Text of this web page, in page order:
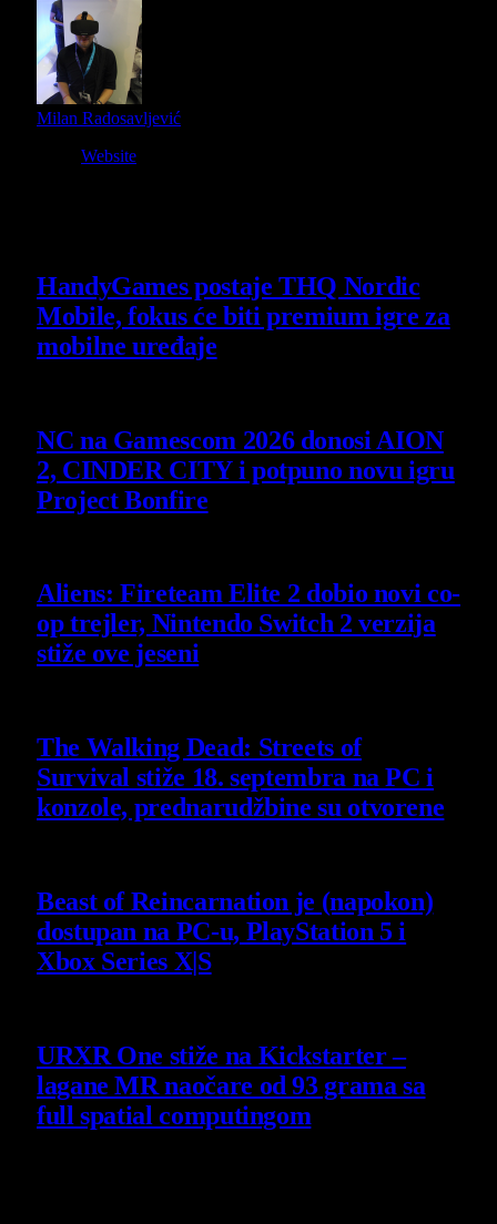
Milan Radosavljević
Website
HandyGames postaje THQ Nordic
Mobile, fokus će biti premium igre za
mobilne uređaje
NC na Gamescom 2026 donosi AION
2, CINDER CITY i potpuno novu igru
Project Bonfire
Aliens: Fireteam Elite 2 dobio novi co-
op trejler, Nintendo Switch 2 verzija
stiže ove jeseni
The Walking Dead: Streets of
Survival stiže 18. septembra na PC i
konzole, prednarudžbine su otvorene
Beast of Reincarnation je (napokon)
dostupan na PC-u, PlayStation 5 i
Xbox Series X|S
URXR One stiže na Kickstarter –
lagane MR naočare od 93 grama sa
full spatial computingom